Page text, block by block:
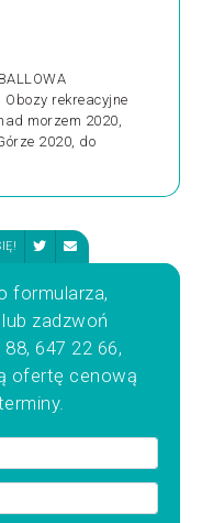
rekreacyjne
morzem 2020,
2020, do
formularza,
zadzwoń
647 22 66,
ofertę cenową